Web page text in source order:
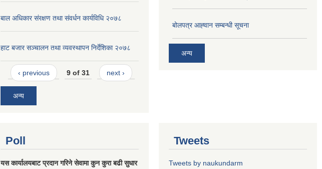
बाल अधिकार संरक्षण तथा संवर्धन कार्यविधि २०७८
हाट बजार सञ्चालन तथा व्यवस्थापन निर्देशिका २०७८
‹ previous 9 of 31 next ›
अन्य
बोलपत्र आह्‍वान सम्बन्धी सूचना
अन्य
Poll
यस कार्यालयबाट प्रदान गरिने सेवामा कुन कुरा बढी सुधार
Tweets
Tweets by naukundarm